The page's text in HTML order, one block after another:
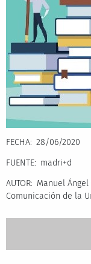
FECHA
28/06/2020
FUENTE
madri+d
AUTOR
Manuel
Comunicación de la